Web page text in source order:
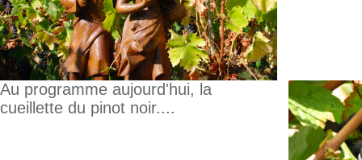
Au programme aujourd'hui, la
cueillette du pinot noir....